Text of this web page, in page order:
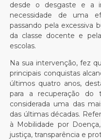
desde o desgaste e a
necessidade de uma
passando pela excessiva
da classe docente e
escolas.
Na sua intervenção, fez
principais conquistas
últimos quatro anos,
para a recuperação do
considerada uma das
das últimas décadas.
à Mobilidade por
justiça, transparência e